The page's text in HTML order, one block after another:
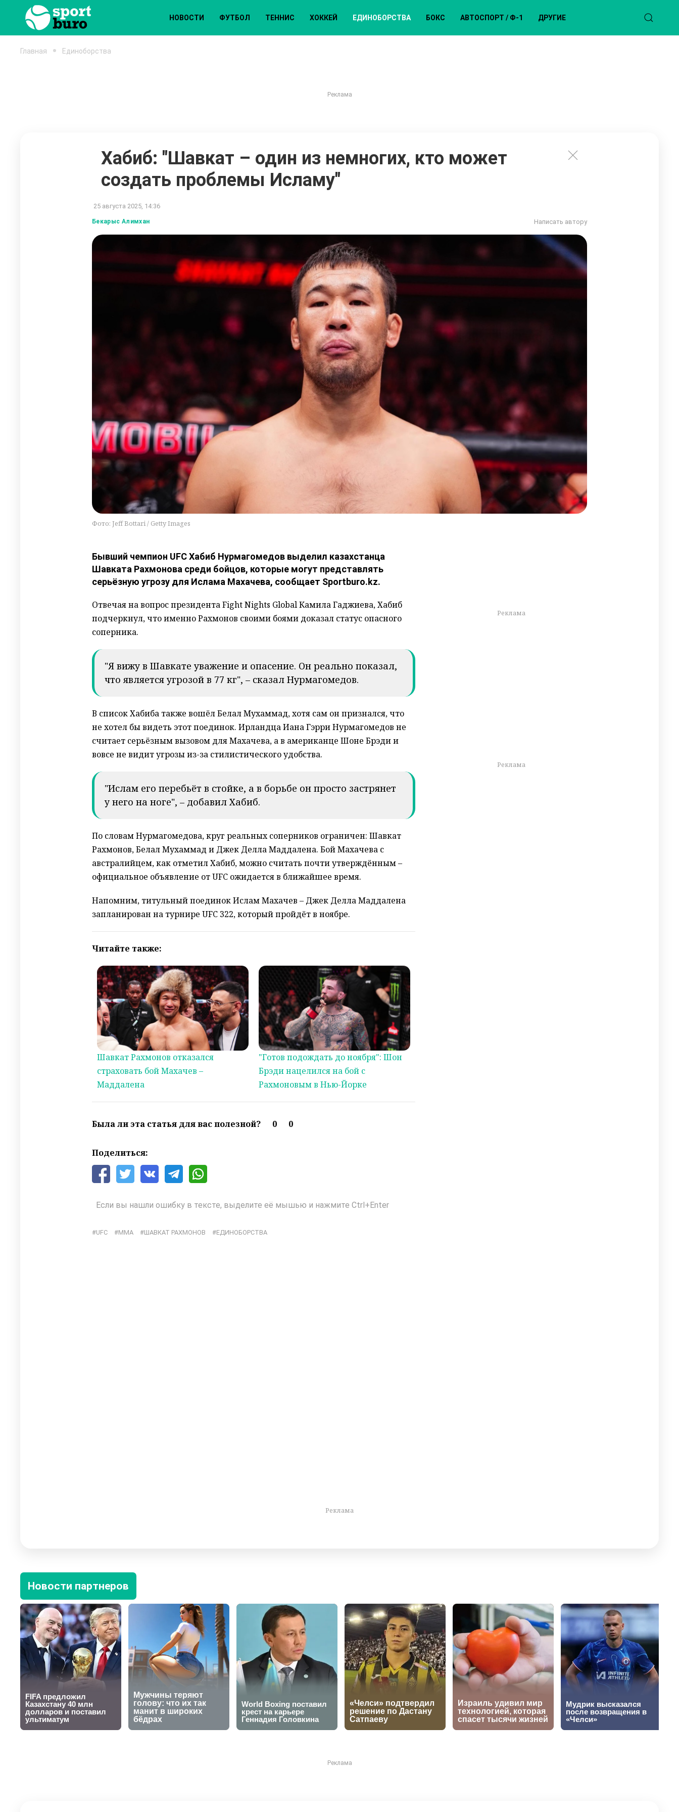
НОВОСТИ ФУТБОЛ ТЕННИС ХОККЕЙ ЕДИНОБОРСТВА БОКС АВТОСПОРТ / Ф-1 ДРУГИЕ
Главная Единоборства
Хабиб: "Шавкат – один из немногих, кто может
создать проблемы Исламу"
25 августа 2025, 14:36
Бекарыс Алимхан Написать автору
Фото: Jeff Bottari / Getty Images
Бывший чемпион UFC Хабиб Нурмагомедов выделил казахстанца
Шавката Рахмонова среди бойцов, которые могут представлять
серьёзную угрозу для Ислама Махачева, сообщает Sportburo.kz.
Отвечая на вопрос президента Fight Nights Global Камила Гаджиева, Хабиб
подчеркнул, что именно Рахмонов своими боями доказал статус опасного
соперника.
"Я вижу в Шавкате уважение и опасение. Он реально показал,
что является угрозой в 77 кг", – сказал Нурмагомедов.
В список Хабиба также вошёл Белал Мухаммад, хотя сам он признался, что
не хотел бы видеть этот поединок. Ирландца Иана Гэрри Нурмагомедов не
считает серьёзным вызовом для Махачева, а в американце Шоне Брэди и
вовсе не видит угрозы из-за стилистического удобства.
"Ислам его перебьёт в стойке, а в борьбе он просто застрянет
у него на ноге", – добавил Хабиб.
По словам Нурмагомедова, круг реальных соперников ограничен: Шавкат
Рахмонов, Белал Мухаммад и Джек Делла Маддалена. Бой Махачева с
австралийцем, как отметил Хабиб, можно считать почти утверждённым –
официальное объявление от UFC ожидается в ближайшее время.
Напомним, титульный поединок Ислам Махачев – Джек Делла Маддалена
запланирован на турнире UFC 322, который пройдёт в ноябре.
Читайте также:
Шавкат Рахмонов отказался
страховать бой Махачев –
Маддалена
"Готов подождать до ноября": Шон
Брэди нацелился на бой с
Рахмоновым в Нью-Йорке
Была ли эта статья для вас полезной? 0 0
Поделиться:
Если вы нашли ошибку в тексте, выделите её мышью и нажмите Ctrl+Enter
UFC ММА ШАВКАТ РАХМОНОВ ЕДИНОБОРСТВА
Новости партнеров